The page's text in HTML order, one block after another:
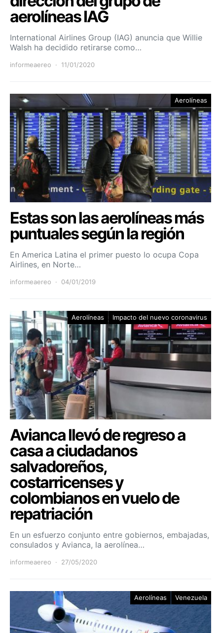
aerolíneas IAG
International Airlines Group (IAG) anuncia que Willie
Walsh ha decidido retirarse como…
informeaereo 11/01/2020
Aerolíneas
Estas son las aerolíneas más
puntuales según la región
En America Latina el primer puesto lo ocupa Copa
Airlines, en Norte…
informeaereo 04/01/2019
Aerolíneas Impacto del nuevo coronavirus
Avianca llevó de regreso a
casa a ciudadanos
salvadoreños,
costarricenses y
colombianos en vuelo de
repatriación
En un esfuerzo conjunto entre gobiernos, embajadas,
consulados y Avianca, la aerolínea…
informeaereo 27/05/2020
Aerolíneas Venezuela